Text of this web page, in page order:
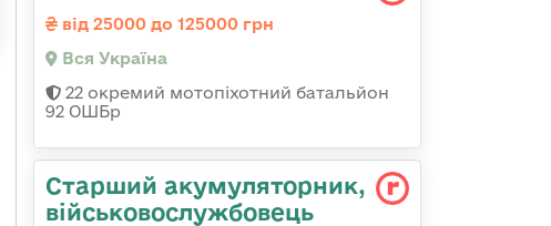
від 25000 до 125000 грн
Вся Україна
22 окремий мотопіхотний батальйон
92 ОШБр
Старший акумуляторник,
військовослужбовець